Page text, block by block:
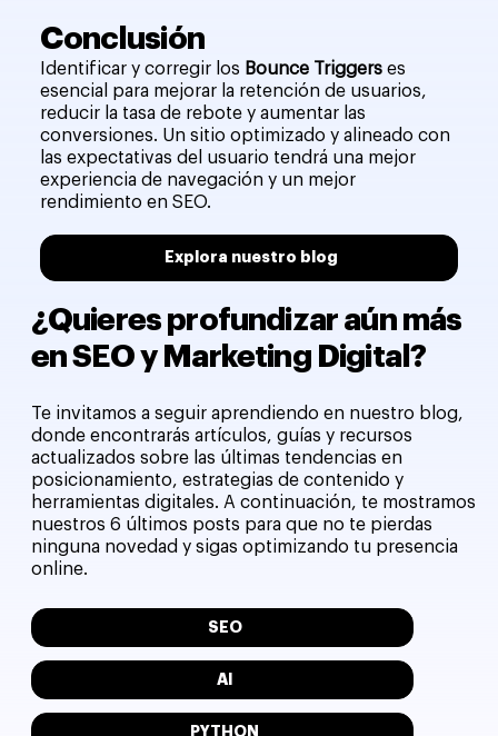
Conclusión
Identificar y corregir los Bounce Triggers es
esencial para mejorar la retención de usuarios,
reducir la tasa de rebote y aumentar las
conversiones. Un sitio optimizado y alineado con
las expectativas del usuario tendrá una mejor
experiencia de navegación y un mejor
rendimiento en SEO.
Explora nuestro blog
¿Quieres profundizar aún más
en SEO y Marketing Digital?
Te invitamos a seguir aprendiendo en nuestro blog,
donde encontrarás artículos, guías y recursos
actualizados sobre las últimas tendencias en
posicionamiento, estrategias de contenido y
herramientas digitales. A continuación, te mostramos
nuestros 6 últimos posts para que no te pierdas
ninguna novedad y sigas optimizando tu presencia
online.
SEO
AI
PYTHON